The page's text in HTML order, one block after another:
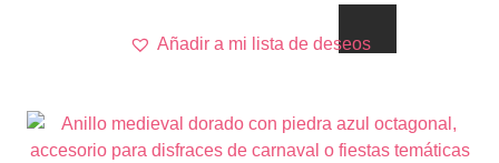
Añadir a mi lista de deseos